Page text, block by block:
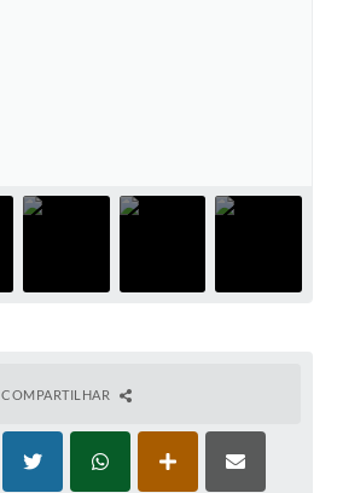
COMPARTILHAR